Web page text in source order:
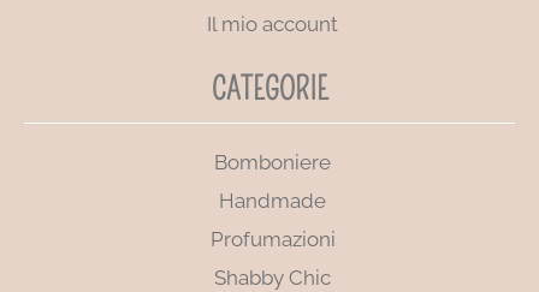
Il mio account
CATEGORIE
Bomboniere
Handmade
Profumazioni
Shabby Chic